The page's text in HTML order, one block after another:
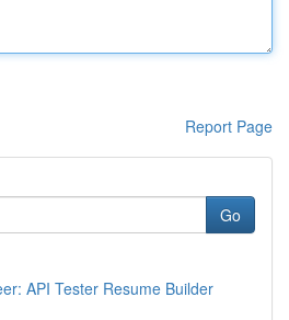
Report Page
Go
API Tester Resume Builder